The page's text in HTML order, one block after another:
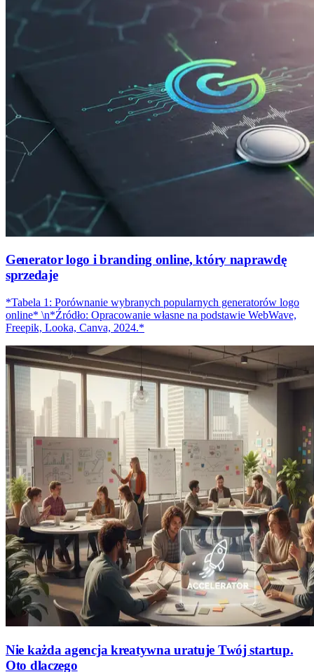
Generator logo i branding online, który naprawdę
sprzedaje
*Tabela 1: Porównanie wybranych popularnych generatorów logo
online* \n*Źródło: Opracowanie własne na podstawie WebWave,
Freepik, Looka, Canva, 2024.*
Nie każda agencja kreatywna uratuje Twój startup.
Oto dlaczego